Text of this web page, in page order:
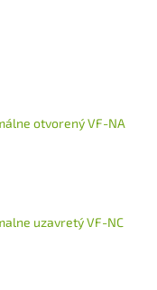
otvorený VF-NA
uzavretý VF-NC